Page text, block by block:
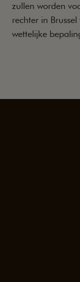
zullen worden
rechter in
wettelijke